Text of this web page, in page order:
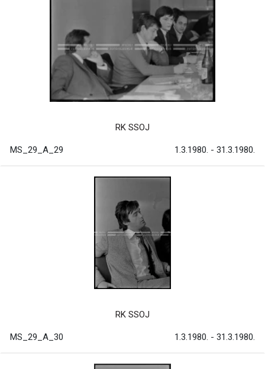
RK SSOJ
MS_29_A_29 1.3.1980. - 31.3.1980.
RK SSOJ
MS_29_A_30 1.3.1980. - 31.3.1980.